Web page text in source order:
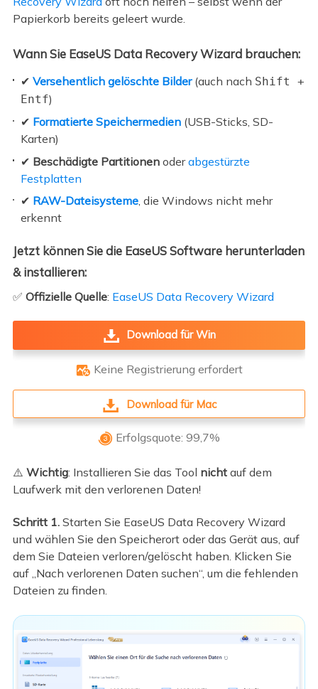
Papierkorb bereits geleert wurde.
Wann Sie EaseUS Data Recovery Wizard brauchen:
✔Versehentlich gelöschte Bilder(auch nach Shift +
Entf)
✔ Formatierte Speichermedien (USB-Sticks, SD-
Karten)
✔ Beschädigte Partitionen oderabgestürzte
Festplatten
✔ RAW-Dateisysteme, die Windows nicht mehr
erkennt
Jetzt können Sie die EaseUS Software herunterladen
& installieren:
✅ Offizielle Quelle: EaseUS Data Recovery Wizard
Download für Win
 Keine Registrierung erfordert
Download für Mac
 Erfolgsquote: 99,7%
⚠️ Wichtig: Installieren Sie das Tool nichtauf dem
Laufwerk mit den verlorenen Daten!
Schritt 1.Starten Sie EaseUS Data Recovery Wizard
und wählen Sie den Speicherort oder das Gerät aus, auf
dem Sie Dateien verloren/gelöscht haben. Klicken Sie
auf „Nach verlorenen Daten suchen“, um die fehlenden
Dateien zu finden.